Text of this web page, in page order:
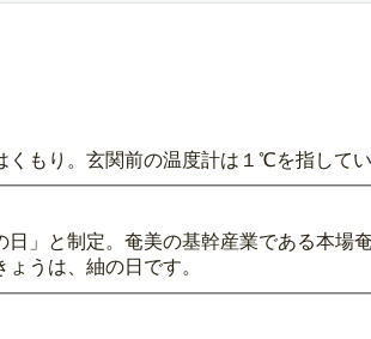
もり。玄関前の温度計は１℃を指してい
」と制定。奄美の基幹産業である本場
うは、紬の日です。